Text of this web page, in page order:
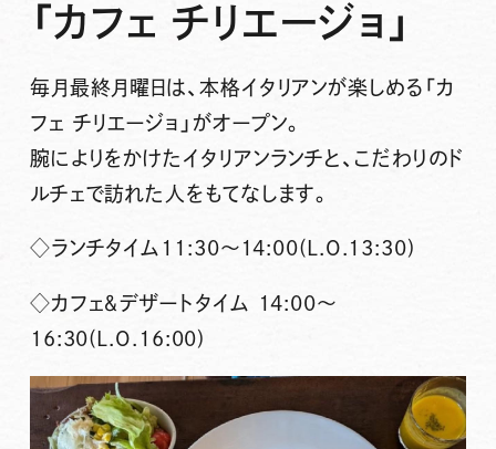
「カフェ チリエージョ」
毎月最終月曜日は、本格イタリアンが楽しめる 「カ
フェ チリエージョ」 がオープン。
腕によりをかけたイタリアンランチと、こだわりのド
ルチェで訪れた人をもてなします。
◇ランチタイム11:30～14:00(L.O.13:30)
◇カフェ＆デザートタイム 14:00～
16:30(L.O.16:00)